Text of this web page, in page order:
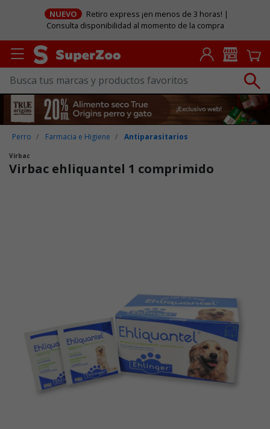
NUEVO
Retiro express ¡en menos de 3 horas! |
Consulta disponibilidad al momento de la compra
Perro Farmacia e Higiene Antiparasitarios
Virbac
Virbac ehliquantel 1 comprimido